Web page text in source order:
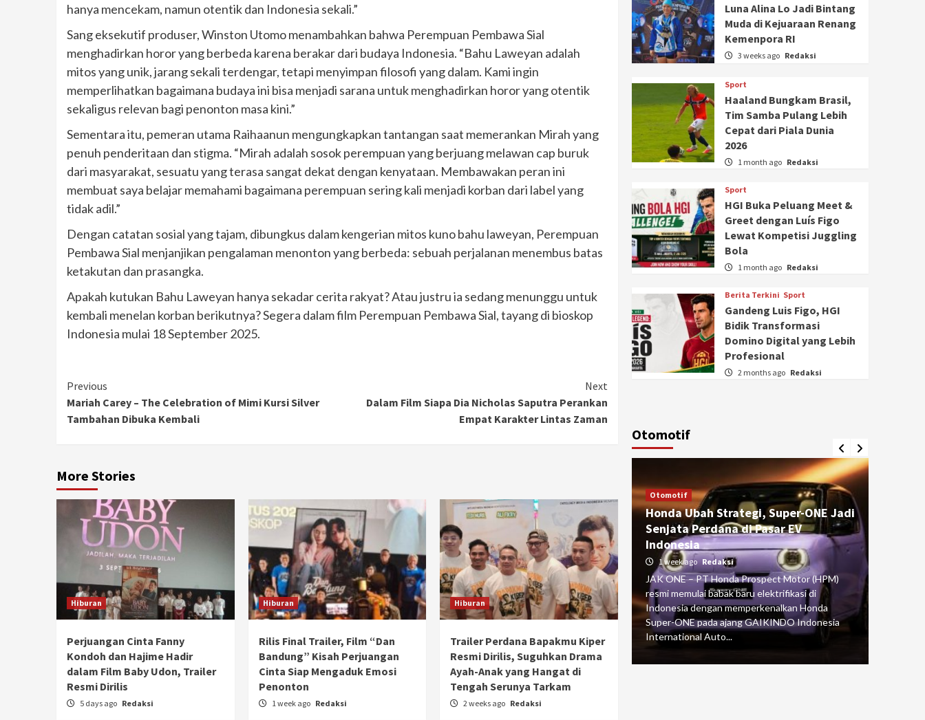
hanya mencekam, namun otentik dan Indonesia sekali.”
Sang eksekutif produser, Winston Utomo menambahkan bahwa Perempuan Pembawa Sial
menghadirkan horor yang berbeda karena berakar dari budaya Indonesia. “Bahu Laweyan adalah
mitos yang unik, jarang sekali terdengar, tetapi menyimpan filosofi yang dalam. Kami ingin
memperlihatkan bagaimana budaya ini bisa menjadi sarana untuk menghadirkan horor yang otentik
sekaligus relevan bagi penonton masa kini.”
Sementara itu, pemeran utama Raihaanun mengungkapkan tantangan saat memerankan Mirah yang
penuh penderitaan dan stigma. “Mirah adalah sosok perempuan yang berjuang melawan cap buruk
dari masyarakat, sesuatu yang terasa sangat dekat dengan kenyataan. Membawakan peran ini
membuat saya belajar memahami bagaimana perempuan sering kali menjadi korban dari label yang
tidak adil.”
Dengan catatan sosial yang tajam, dibungkus dalam kengerian mitos kuno bahu laweyan, Perempuan
Pembawa Sial menjanjikan pengalaman menonton yang berbeda: sebuah perjalanan menembus batas
ketakutan dan prasangka.
Apakah kutukan Bahu Laweyan hanya sekadar cerita rakyat? Atau justru ia sedang menunggu untuk
kembali menelan korban berikutnya? Segera dalam film Perempuan Pembawa Sial, tayang di bioskop
Indonesia mulai 18 September 2025.
Continue
Reading
Previous
Mariah Carey – The Celebration of Mimi Kursi Silver
Tambahan Dibuka Kembali
Next
Dalam Film Siapa Dia Nicholas Saputra Perankan
Empat Karakter Lintas Zaman
More Stories
Hiburan
Perjuangan Cinta Fanny
Kondoh dan Hajime Hadir
dalam Film Baby Udon, Trailer
Resmi Dirilis
5 days ago Redaksi
Hiburan
Rilis Final Trailer, Film “Dan
Bandung” Kisah Perjuangan
Cinta Siap Mengaduk Emosi
Penonton
1 week ago Redaksi
Hiburan
Trailer Perdana Bapakmu Kiper
Resmi Dirilis, Suguhkan Drama
Ayah-Anak yang Hangat di
Tengah Serunya Tarkam
2 weeks ago Redaksi
Luna Alina Lo Jadi Bintang
Muda di Kejuaraan Renang
Kemenpora RI
3 weeks ago Redaksi
Sport
Haaland Bungkam Brasil,
Tim Samba Pulang Lebih
Cepat dari Piala Dunia
2026
1 month ago Redaksi
Sport
HGI Buka Peluang Meet &
Greet dengan Luís Figo
Lewat Kompetisi Juggling
Bola
1 month ago Redaksi
Berita Terkini Sport
Gandeng Luis Figo, HGI
Bidik Transformasi
Domino Digital yang Lebih
Profesional
2 months ago Redaksi
Otomotif
Otomotif
Ducati Collezione 100 Debut di
Mugello, Usung 10 Desain Bersejarah
2 months ago Redaksi
JAK ONE – Perayaan satu abad perjalanan
Ducati semakin istimewa dengan peluncuran
Collezione 100, sebuah koleksi motor edisi
terbatas yang mengangkat kembali sejumlah
livery paling...
Otomotif
Honda Ubah Strategi, Super-ONE Jadi
Senjata Perdana di Pasar EV
Indonesia
1 week ago Redaksi
JAK ONE – PT Honda Prospect Motor (HPM)
resmi memulai babak baru elektrifikasi di
Indonesia dengan memperkenalkan Honda
Super-ONE pada ajang GAIKINDO Indonesia
International Auto...